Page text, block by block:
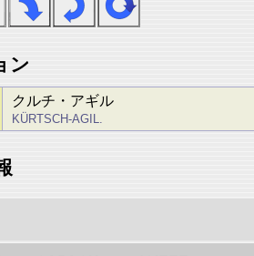
ン
クルチ・アギル
KÜRTSCH-AGIL.